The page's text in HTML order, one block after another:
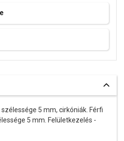
5 mm, cirkóniák. Férfi
5 mm. Felületkezelés -